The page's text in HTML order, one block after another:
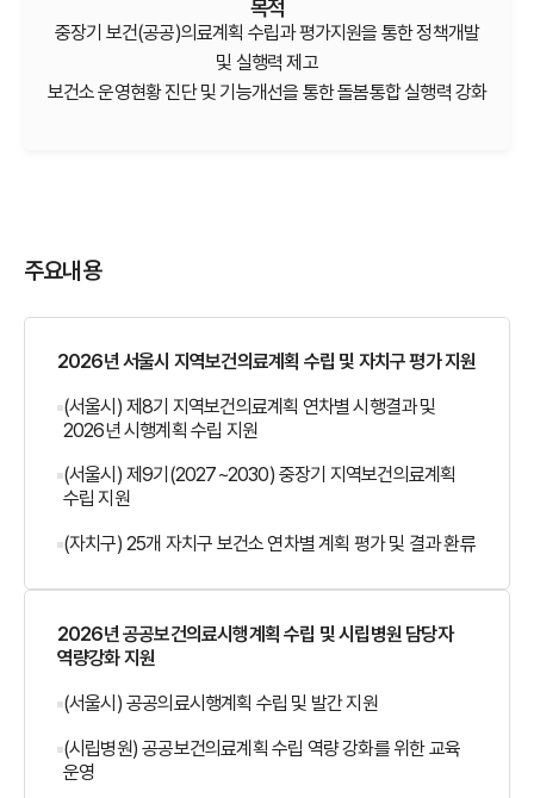
목적
중장기 보건(공공)의료계획 수립과 평가지원을 통한 정책개발
및 실행력 제고
보건소 운영현황 진단 및 기능개선을 통한 돌봄통합 실행력 강화
주요내용
2026년 서울시 지역보건의료계획 수립 및 자치구 평가 지원
(서울시) 제8기 지역보건의료계획 연차별 시행결과 및
2026년 시행계획 수립 지원
(서울시) 제9기(2027~2030) 중장기 지역보건의료계획
수립 지원
(자치구) 25개 자치구 보건소 연차별 계획 평가 및 결과 환류
2026년 공공보건의료시행계획 수립 및 시립병원 담당자
역량강화 지원
(서울시) 공공의료시행계획 수립 및 발간 지원
(시립병원) 공공보건의료계획 수립 역량 강화를 위한 교육
운영